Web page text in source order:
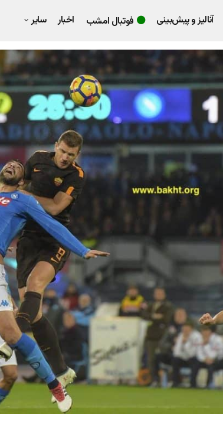
آنالیز و پیش‌بینی فوتبال امشب اخبار سایر